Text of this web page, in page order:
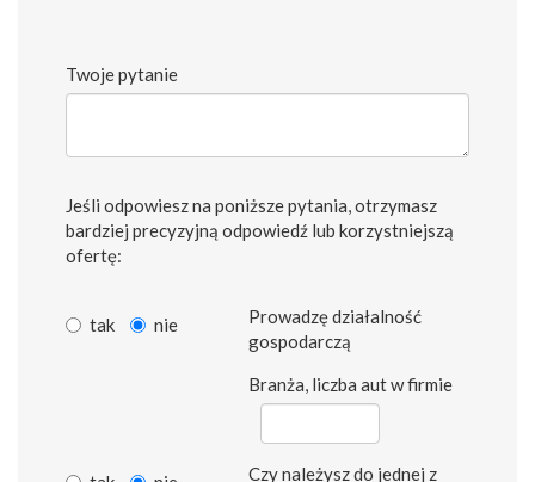
Twoje pytanie
Jeśli odpowiesz na poniższe pytania, otrzymasz
bardziej precyzyjną odpowiedź lub korzystniejszą
ofertę:
tak nie
Prowadzę działalność
gospodarczą
Branża, liczba aut w firmie
Czy należysz do jednej z